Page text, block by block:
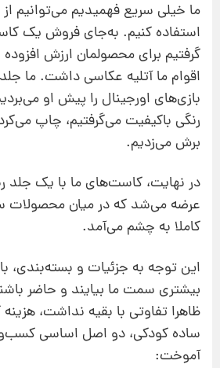
ما خیلی سریع فهمیدیم می‌توانیم
استفاده کنیم. به‌جای فروش یک
گرفتیم برای محصولمان ارزش افزوده
اقوام ما آتلیه عکاسی داشت. ما
بازی‌های اورجینال را پیش او
رنگی باکیفیت می‌گرفتیم، چاپ
برش می‌زدیم.
در نهایت، کاست‌های ما با یک جلد
عرضه می‌شد که در میان محصولات
کاملا به چشم می‌آمد.
این توجه به جزئیات و بسته‌بندی،
بیشتری سمت ما بیایند و حاضر
ظاهرا تفاوتی با بقیه نداشت،
ساده کودکی، دو اصل اساسی
آموخت: